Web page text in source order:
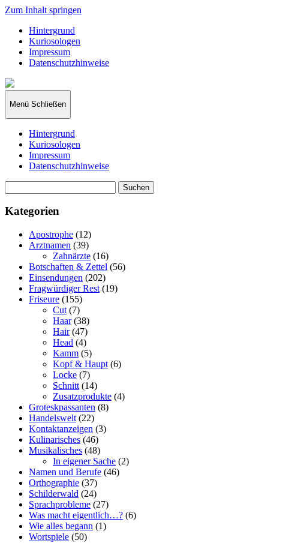
Zum Inhalt springen
Hintergrund
Kuriosologen
Impressum
Datenschutzhinweise
kuriosologie.de
Menü Schließen
Hintergrund
Kuriosologen
Impressum
Datenschutzhinweise
nach:
Kategorien
Apostrophe (12)
Arztnamen (39)
Zahnärzte (16)
Botschaften & Zettel (56)
Einsendungen (202)
Fragwürdiger Rest (19)
Friseure (155)
Cut (7)
Haar(38)
Hair(47)
Head (4)
Kamm (5)
Kopf & Haupt (6)
Locke (7)
Schnitt (14)
Zusatzprodukte (4)
Groteskpassanten (8)
Handelswelt (22)
Kontaktanzeigen (3)
Kulinarisches (46)
Musikalisches (48)
In eigener Sache (2)
Namen und Berufe (46)
Orthographie (37)
Schilderwald (24)
Sprachprobleme (27)
Was macht eigentlich…? (6)
Wie alles begann (1)
Wortspiele (50)